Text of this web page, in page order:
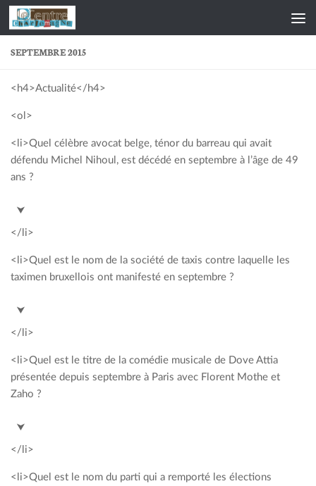
Skip to content
SEPTEMBRE 2015
<h4>Actualité</h4>
<ol>
<li>Quel célèbre avocat belge, ténor du barreau qui avait
défendu Michel Nihoul, est décédé en septembre à l’âge de 49
ans ?
<span style= »color: #00a2c3; »>Clément de Cléty</span>
⮟
</li>
<li>Quel est le nom de la société de taxis contre laquelle les
taximen bruxellois ont manifesté en septembre ?
<span style= »color: #00a2c3; »>Uber</span>
⮟
</li>
<li>Quel est le titre de la comédie musicale de Dove Attia
présentée depuis septembre à Paris avec Florent Mothe et
Zaho ?
<span style= »color: #00a2c3; »>Le Roi Arthur</span>
⮟
</li>
<li>Quel est le nom du parti qui a remporté les élections